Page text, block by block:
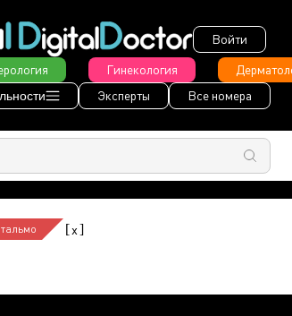
Войти
Гинекология
Эксперты Все номера
[x]